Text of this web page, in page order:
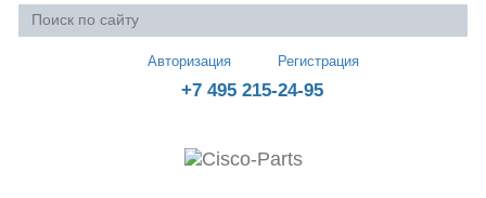
Авторизация Регистрация
+7 495 215-24-95